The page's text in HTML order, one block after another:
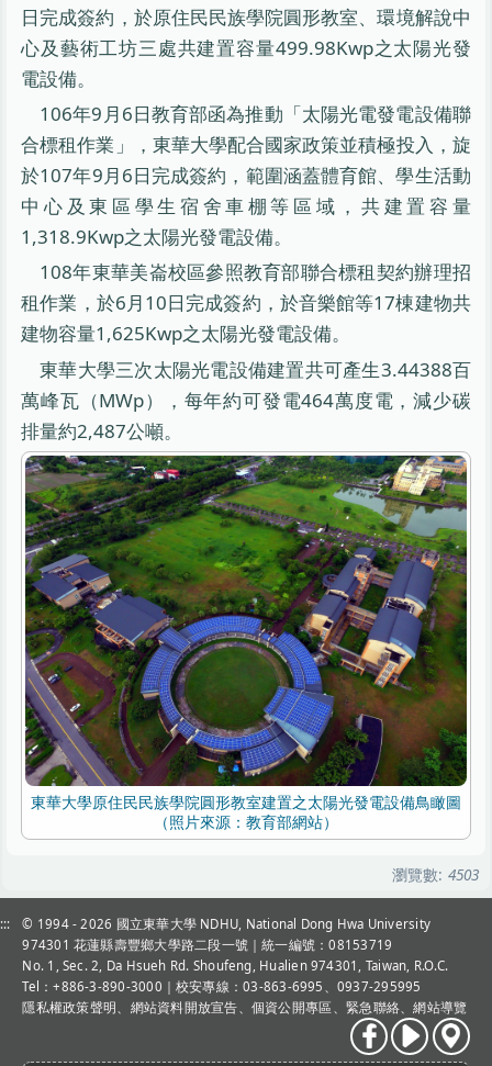
日完成簽約，於原住民民族學院圓形教室、環境解說中
心及藝術工坊三處共建置容量499.98Kwp之太陽光發
電設備。
106年9月6日教育部函為推動「太陽光電發電設備聯
合標租作業」，東華大學配合國家政策並積極投入，旋
於107年9月6日完成簽約，範圍涵蓋體育館、學生活動
中心及東區學生宿舍車棚等區域，共建置容量
1,318.9Kwp之太陽光發電設備。
108年東華美崙校區參照教育部聯合標租契約辦理招
租作業，於6月10日完成簽約，於音樂館等17棟建物共
建物容量1,625Kwp之太陽光發電設備。
東華大學三次太陽光電設備建置共可產生3.44388百
萬峰瓦（MWp），每年約可發電464萬度電，減少碳
排量約2,487公噸。
東華大學原住民民族學院圓形教室建置之太陽光發電設備鳥瞰圖
（照片來源：教育部網站）
瀏覽數: 4503
::: © 1994 - 2026 國立東華大學 NDHU, National Dong Hwa University
974301 花蓮縣壽豐鄉大學路二段一號｜統一編號：08153719
No. 1, Sec. 2, Da Hsueh Rd. Shoufeng, Hualien 974301, Taiwan, R.O.C.
Tel：+886-3-890-3000 ｜校安專線：03-863-6995、0937-295995
隱私權政策聲明
網站資料開放宣告 個資公開專區 、緊急聯絡 、網站導覽